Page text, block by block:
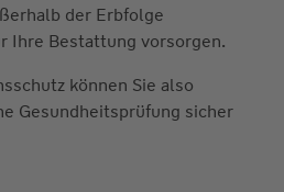
der Erbfolge
Ihre Bestattung vorsorgen.
können Sie also
Gesundheitsprüfung sicher